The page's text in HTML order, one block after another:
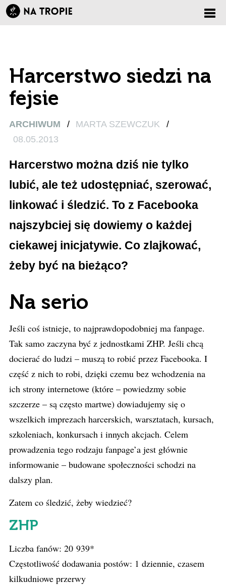
Harcerstwo siedzi na
fejsie
ARCHIWUM / MARTA SZEWCZUK
/
08.05.2013
Harcerstwo można dziś nie tylko
lubić, ale też udostępniać, szerować,
linkować i śledzić. To z Facebooka
najszybciej się dowiemy o każdej
ciekawej inicjatywie. Co zlajkować,
żeby być na bieżąco?
Na serio
Jeśli coś istnieje, to najprawdopodobniej ma fanpage.
Tak samo zaczyna być z jednostkami ZHP. Jeśli chcą
docierać do ludzi – muszą to robić przez Facebooka. I
część z nich to robi, dzięki czemu bez wchodzenia na
ich strony internetowe (które – powiedzmy sobie
szczerze – są często martwe) dowiadujemy się o
wszelkich imprezach harcerskich, warsztatach, kursach,
szkoleniach, konkursach i innych akcjach. Celem
prowadzenia tego rodzaju fanpage’a jest głównie
informowanie – budowane społeczności schodzi na
dalszy plan.
Zatem co śledzić, żeby wiedzieć?
ZHP
Liczba fanów: 20 939*
Częstotliwość dodawania postów: 1 dziennie, czasem
kilkudniowe przerwy